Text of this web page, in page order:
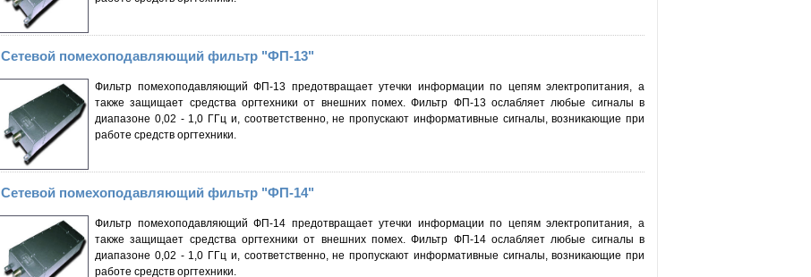
Сетевой помехоподавляющий фильтр "ФП-13"
Фильтр помехоподавляющий ФП-13 предотвращает утечки информации по цепям электропитания, а
также защищает средства оргтехники от внешних помех. Фильтр ФП-13 ослабляет любые сигналы в
диапазоне 0,02 - 1,0 ГГц и, соответственно, не пропускают информативные сигналы, возникающие при
работе средств оргтехники.
Сетевой помехоподавляющий фильтр "ФП-14"
Фильтр помехоподавляющий ФП-14 предотвращает утечки информации по цепям электропитания, а
также защищает средства оргтехники от внешних помех. Фильтр ФП-14 ослабляет любые сигналы в
диапазоне 0,02 - 1,0 ГГц и, соответственно, не пропускают информативные сигналы, возникающие при
работе средств оргтехники.